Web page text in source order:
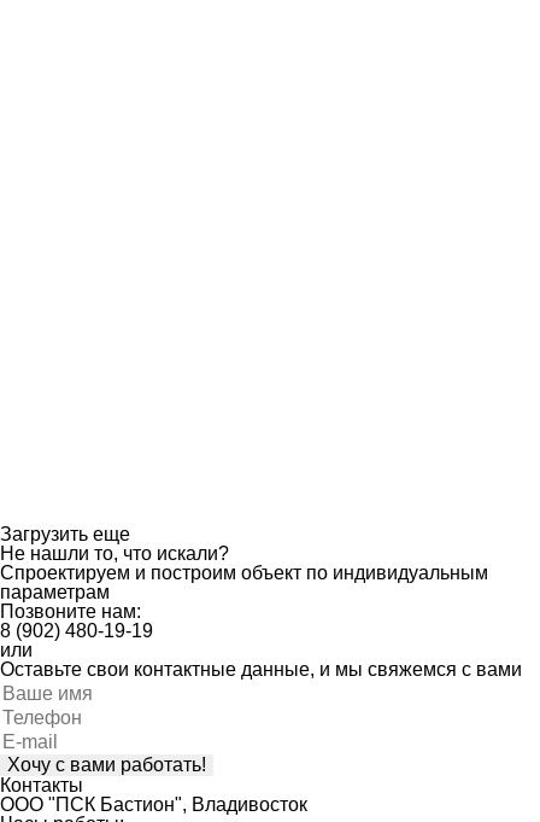
Загрузить еще
Не нашли то, что искали?
Спроектируем и построим объект по индивидуальным
параметрам
Позвоните нам:
8 (902) 480-19-19
или
Оставьте свои контактные данные, и мы свяжемся с вами
Оставьте
это
поле
пустым.
Контакты
ООО "ПСК Бастион", Владивосток